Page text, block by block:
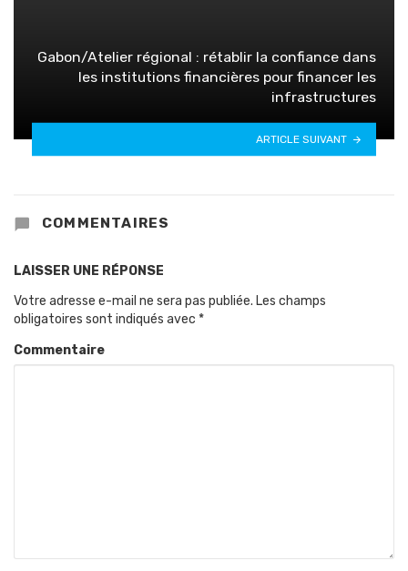
Gabon/Atelier régional : rétablir la confiance dans
les institutions financières pour financer les
infrastructures
ARTICLE SUIVANT
COMMENTAIRES
LAISSER UNE RÉPONSE
Votre adresse e-mail ne sera pas publiée. Les champs
obligatoires sont indiqués avec *
Commentaire